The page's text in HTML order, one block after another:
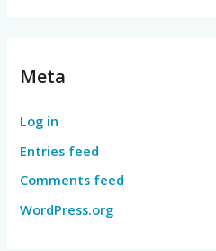
Meta
Log in
Entries feed
Comments feed
WordPress.org